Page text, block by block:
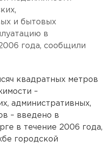
и бытовых
в
года, сообщили
квадратных метров
–
административных,
– введено в
в течение 2006 года,
городской